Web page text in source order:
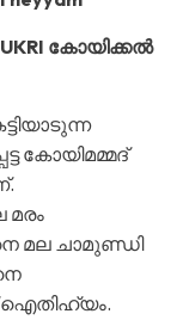
കോയിക്കല്‍
കോയിമമ്മദ്
മരം
മല ചാമുണ്ഡി
ഐതിഹ്യം.